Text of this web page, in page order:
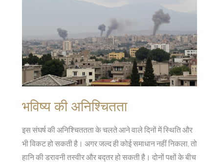
भविष्य की अनिश्चितता
इस संघर्ष की अनिश्चिततता के चलते आने वाले दिनों में स्थिति और
भी विकट हो सकती है। अगर जल्द ही कोई समाधान नहीं निकला, तो
हानि की डरावनी तस्वीर और बद्तर हो सकती है। दोनों पक्षों के बीच